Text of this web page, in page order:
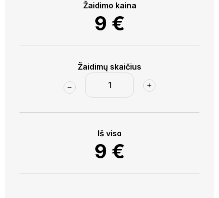
Karaimų gatvę, žvelgsime į salą ir gal užtiksime ją Pilyje?
Žaidimo kaina
9 €
Žaidimų skaičius
Iš viso
9 €